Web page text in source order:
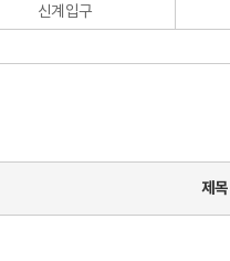
신계입구
영지입구
제목